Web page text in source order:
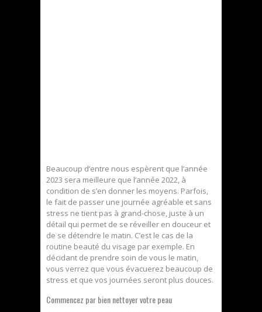
Beaucoup d’entre nous espèrent que l’année
2023 sera meilleure que l’année 2022, à
condition de s’en donner les moyens. Parfois,
le fait de passer une journée agréable et sans
stress ne tient pas à grand-chose, juste à un
détail qui permet de se réveiller en douceur et
de se détendre le matin. C’est le cas de la
routine beauté du visage par exemple. En
décidant de prendre soin de vous le matin,
vous verrez que vous évacuerez beaucoup de
stress et que vos journées seront plus douces.
Commencez par bien nettoyer votre peau